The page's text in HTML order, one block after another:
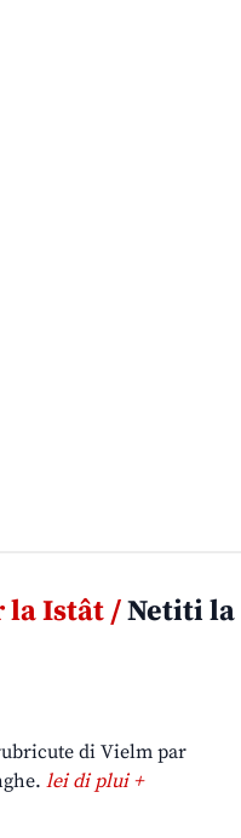
la Istât /Netiti la
di Vielm par
lei di plui +